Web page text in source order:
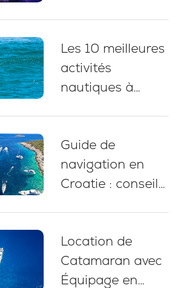
bonnes pratiques
essentielles
Les 10 meilleures
activités
nautiques à
yacht en Croatie
Guide de
navigation en
Croatie : conseils
recommandations
pour débutants
(2026)
Location de
Catamaran avec
Équipage en